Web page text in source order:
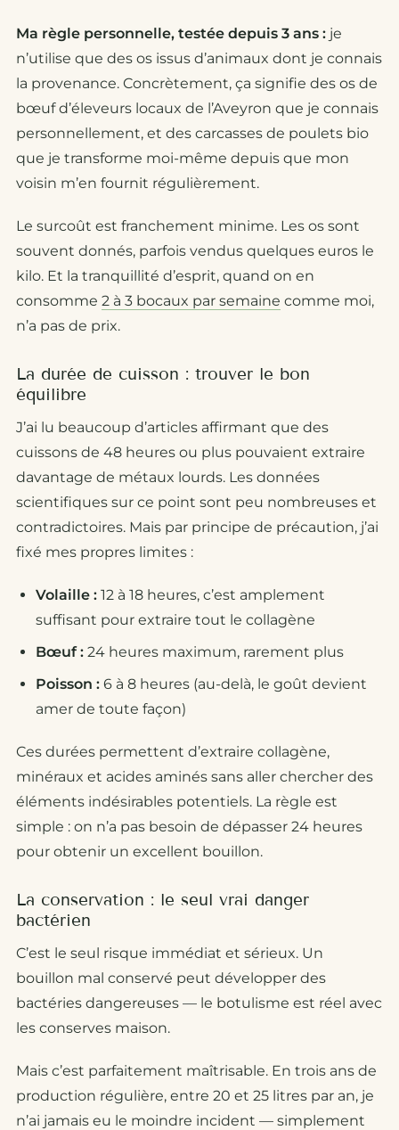
Ma règle personnelle, testée depuis 3 ans : je
n’utilise que des os issus d’animaux dont je connais
la provenance. Concrètement, ça signifie des os de
bœuf d’éleveurs locaux de l’Aveyron que je connais
personnellement, et des carcasses de poulets bio
que je transforme moi-même depuis que mon
voisin m’en fournit régulièrement.
Le surcoût est franchement minime. Les os sont
souvent donnés, parfois vendus quelques euros le
kilo. Et la tranquillité d’esprit, quand on en
consomme 2 à 3 bocaux par semaine comme moi,
n’a pas de prix.
La durée de cuisson : trouver le bon
équilibre
J’ai lu beaucoup d’articles affirmant que des
cuissons de 48 heures ou plus pouvaient extraire
davantage de métaux lourds. Les données
scientifiques sur ce point sont peu nombreuses et
contradictoires. Mais par principe de précaution, j’ai
fixé mes propres limites :
Volaille : 12 à 18 heures, c’est amplement
suffisant pour extraire tout le collagène
Bœuf : 24 heures maximum, rarement plus
Poisson : 6 à 8 heures (au-delà, le goût devient
amer de toute façon)
Ces durées permettent d’extraire collagène,
minéraux et acides aminés sans aller chercher des
éléments indésirables potentiels. La règle est
simple : on n’a pas besoin de dépasser 24 heures
pour obtenir un excellent bouillon.
La conservation : le seul vrai danger
bactérien
C’est le seul risque immédiat et sérieux. Un
bouillon mal conservé peut développer des
bactéries dangereuses — le botulisme est réel avec
les conserves maison.
Mais c’est parfaitement maîtrisable. En trois ans de
production régulière, entre 20 et 25 litres par an, je
n’ai jamais eu le moindre incident — simplement